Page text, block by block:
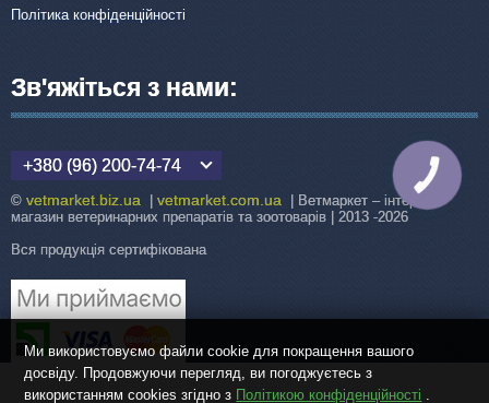
Політика конфіденційності
Зв'яжіться з нами:
+380 (96) 200-74-74
© vetmarket.biz.ua vetmarket.com.ua | Ветмаркет – інтернет-
магазин ветеринарних препаратів та зоотоварів | 2013 -2026
Вся продукція сертифікована
Ми використовуємо файли cookie для покращення вашого
досвіду. Продовжуючи перегляд, ви погоджуєтесь з
використанням cookies згідно з Політикою конфіденційності .
КНОПКА
ЗВ'ЯЗКУ